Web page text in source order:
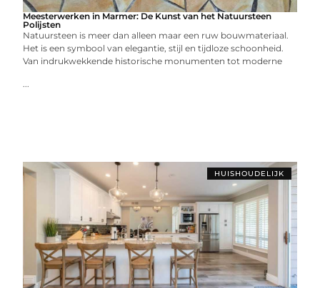
Meesterwerken in Marmer: De Kunst van het Natuursteen
Polijsten
Natuursteen is meer dan alleen maar een ruw bouwmateriaal.
Het is een symbool van elegantie, stijl en tijdloze schoonheid.
Van indrukwekkende historische monumenten tot moderne
...
HUISHOUDELIJK